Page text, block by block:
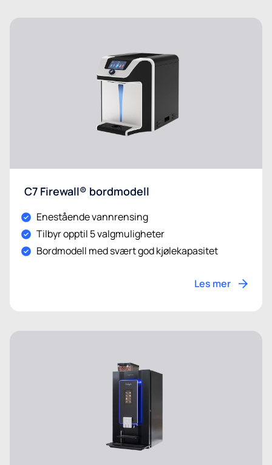
C7 Firewall® bordmodell
Enestående vannrensing
Tilbyr opptil 5 valgmuligheter
Bordmodell med svært god kjølekapasitet
Les mer